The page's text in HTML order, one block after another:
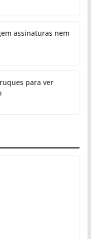
assinaturas nem
para ver